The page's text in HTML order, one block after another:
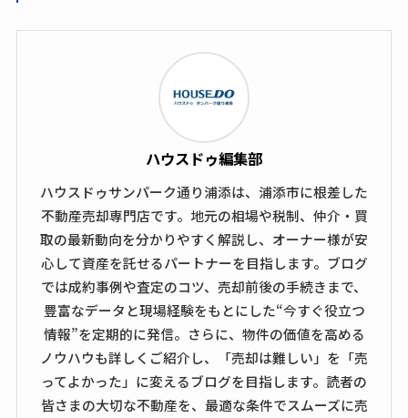
ハウスドゥ編集部
ハウスドゥサンパーク通り浦添は、浦添市に根差した
不動産売却専門店です。地元の相場や税制、仲介・買
取の最新動向を分かりやすく解説し、オーナー様が安
心して資産を託せるパートナーを目指します。ブログ
では成約事例や査定のコツ、売却前後の手続きまで、
豊富なデータと現場経験をもとにした“今すぐ役立つ
情報”を定期的に発信。さらに、物件の価値を高める
ノウハウも詳しくご紹介し、「売却は難しい」を「売
ってよかった」に変えるブログを目指します。読者の
皆さまの大切な不動産を、最適な条件でスムーズに売